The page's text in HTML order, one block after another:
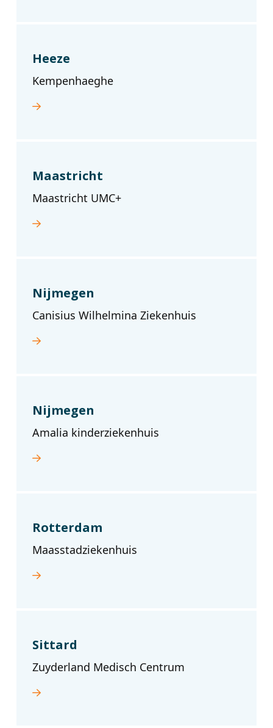
Heeze
Kempenhaeghe
Maastricht
Maastricht UMC+
Nijmegen
Canisius Wilhelmina Ziekenhuis
Nijmegen
Amalia kinderziekenhuis
Rotterdam
Maasstadziekenhuis
Sittard
Zuyderland Medisch Centrum